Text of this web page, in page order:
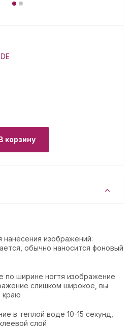
корзину
нанесения изображений:
обычно наносится фоновый
ширине ногтя изображение
слишком широкое, вы
краю
в теплой воде 10-15 секунд,
слой